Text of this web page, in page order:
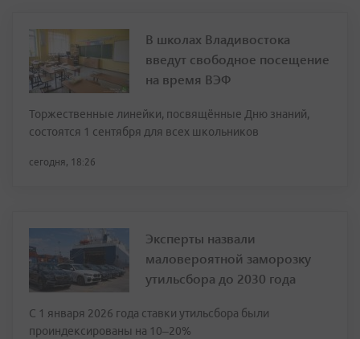
В школах Владивостока
введут свободное посещение
на время ВЭФ
Торжественные линейки, посвящённые Дню знаний,
состоятся 1 сентября для всех школьников
сегодня, 18:26
Эксперты назвали
маловероятной заморозку
утильсбора до 2030 года
С 1 января 2026 года ставки утильсбора были
проиндексированы на 10–20%